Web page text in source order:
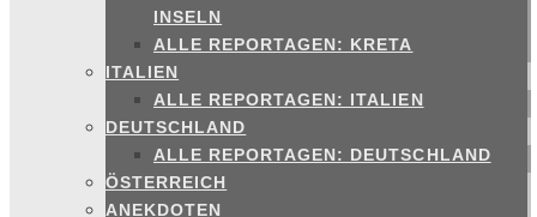
INSELN
ALLE REPORTAGEN: KRETA
ITALIEN
ALLE REPORTAGEN: ITALIEN
DEUTSCHLAND
ALLE REPORTAGEN: DEUTSCHLAND
ÖSTERREICH
ANEKDOTEN